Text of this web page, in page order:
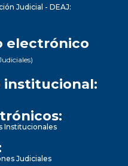
Judicial - DEAJ:
electrónico
institucional:
Institucionales
Judiciales